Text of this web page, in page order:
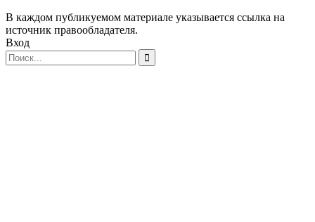
В каждом публикуемом материале указывается ссылка на
источник правообладателя.
Вход